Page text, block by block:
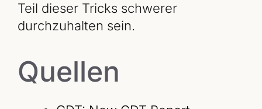
Teil dieser Tricks schwerer
durchzuhalten sein.
Quellen